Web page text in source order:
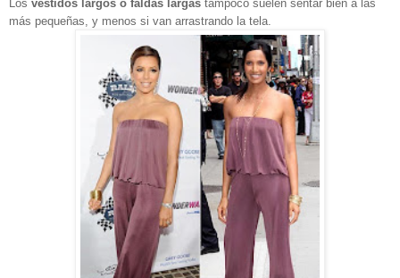
Los vestidos largos o faldas largas tampoco suelen sentar bien a las
más pequeñas, y menos si van arrastrando la tela.